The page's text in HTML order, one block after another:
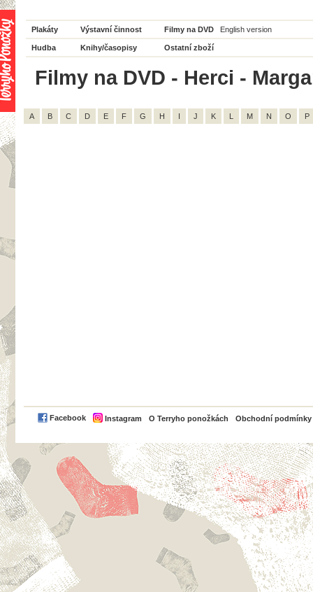
Plakáty Výstavní činnost Filmy na DVD English version
Hudba Knihy/časopisy Ostatní zboží
Filmy na DVD - Herci -
A B C D E F G H I J K L M N O P
Facebook Instagram O Terryho ponožkách Obchodní podmínky
PayPal